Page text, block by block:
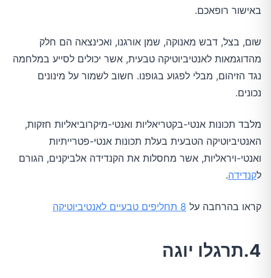
באישור רופאכם.
שום, בצל, דבש מאנוקה, שמן אורגנו, ואכינצאה הם חלק
מהדוגמאות לאנטיביוטיקה טבעית, אשר יכולים לסייע במלחמה
נגד הזיהום, מבלי לפגוע בגופנו. חשוב לשמור על מינונים
נכונים.
מלבד תכונות אנטי-בקטריאליות ואנטי-מיקרוביאליות חזקות,
האנטיביוטיקה הטבעית בעלת תכונות אנטי-פטרייתיות
ואנטי-ויראליות, אשר מחסלות את הקנדידה אלביקנים, הגורם
לקנדידה.
קראו בהרחבה על 8 תחליפים טבעיים לאנטיביוטיקה
4.תרגלו יוגה